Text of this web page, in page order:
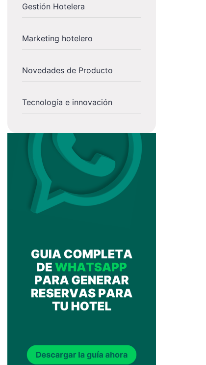
Gestión Hotelera
Marketing hotelero
Novedades de Producto
Tecnología e innovación